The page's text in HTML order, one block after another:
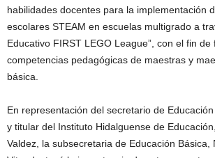
habilidades docentes para la implementación
escolares STEAM en escuelas multigrado a
Educativo FIRST LEGO League”, con el fin de
competencias pedagógicas de maestras y
básica.
En representación del secretario de
y titular del Instituto Hidalguense de
Valdez, la subsecretaria de Educación Básica,